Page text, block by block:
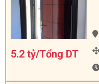
5.2 tỷ/Tổng DT